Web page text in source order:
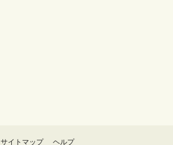
サイトマップ ヘルプ